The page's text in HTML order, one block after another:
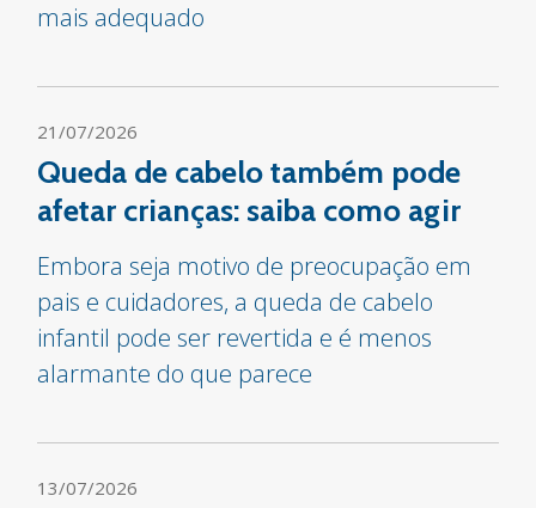
mais adequado
21/07/2026
Queda de cabelo também pode
afetar crianças: saiba como agir
Embora seja motivo de preocupação em
pais e cuidadores, a queda de cabelo
infantil pode ser revertida e é menos
alarmante do que parece
13/07/2026